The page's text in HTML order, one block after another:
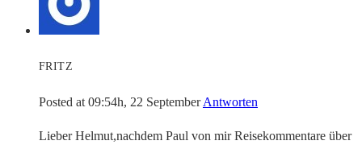
FRITZ
Posted at 09:54h, 22 September Antworten
Lieber Helmut,nachdem Paul von mir Reisekommentare über